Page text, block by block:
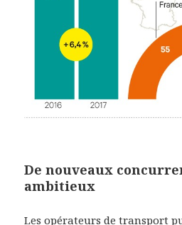
De nouveaux
ambitieux
Les opérateurs de transport